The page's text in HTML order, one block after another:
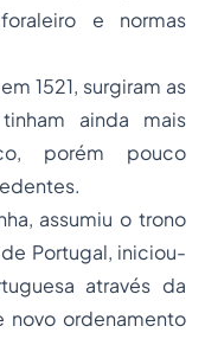
foraleiro e normas
surgiram as
ainda mais
porém pouco
assumiu o trono
Portugal, iniciou-
através da
novo ordenamento